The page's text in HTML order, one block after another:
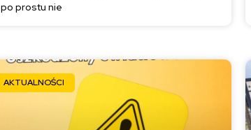
po prostu nie
AKTUALNOŚCI